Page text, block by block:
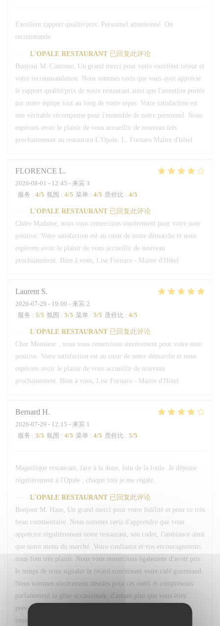
Excellent rapport qualité/prix. Personnel attentionné. On
recommande.
L'OPALE RESTAURANT 已回复此评论
Bonjour M. Canonne, Un grand merci pour votre excellent retour et
votre recommandation. Nous sommes ravis que vous ayez apprécié
le rapport qualité/prix de notre restaurant ainsi que l'attention portée
par notre équipe tout au long de votre repas. Votre satisfaction est
une véritable récompense pour l'ensemble de notre personnel. Nous
espérons avoir le plaisir de vous accueillir de nouveau très
prochainement au restaurant L'Opale. L. Fornaro Maître d'hôtel
FLORENCE L
2026-08-01 - 12:45 - 来宾 3
服务 : 4/5 氛围 : 4/5 菜单 : 4/5 质价比 : 4/5
L'OPALE RESTAURANT 已回复此评论
Chère Madame, nous vous remercions sincèrement pour votre note
positive. Votre satisfaction est au cœur de notre démarche et nous
espérons avoir le plaisir de vous accueillir de nouveau
prochainement. Bien à vous, Lise Fornaro - Maitre d'Hôtel
Laurent S
2026-07-29 - 19:00 - 来宾 2
服务 : 5/5 氛围 : 5/5 菜单 : 5/5 质价比 : 4/5
L'OPALE RESTAURANT 已回复此评论
Cher Monsieur , nous vous remercions sincèrement pour votre note
positive. Votre satisfaction est au cœur de notre démarche et nous
espérons avoir le plaisir de vous accueillir de nouveau
prochainement. Bien à vous, Lise Fornaro - Maitre d'Hôtel
Bernard H
2026-07-29 - 12:15 - 来宾 1
服务 : 3/5 氛围 : 4/5 菜单 : 4/5 质价比 : 5/5
Magnifique restaurant, face à la dune, loin de la foule. Je déjeune
régulièrement à l'Opale ; chaque fois je me régale.
L'OPALE RESTAURANT 已回复此评论
Bonjour M. Haze, Un grand merci pour votre fidélité et pour ce très
beau commentaire. Nous sommes ravis d'apprendre que vous
appréciez régulièrement notre restaurant, son cadre, l'ambiance ainsi
que notre menu du marché. Votre confiance et vos encouragements
nous font très plaisir. Nous vous remercions également d'avoir pris
le temps de nous signaler le retard concernant votre café gourmand.
Nous sommes sincèrement désolés pour cet oubli et comprenons
parfaitement la gêne occasionnée, d'autant plus que vous étiez
pressé. Nous sommes toutefois heureux d'avoir pu réagir
immédiatement en vous accordant un geste commercial. Vos